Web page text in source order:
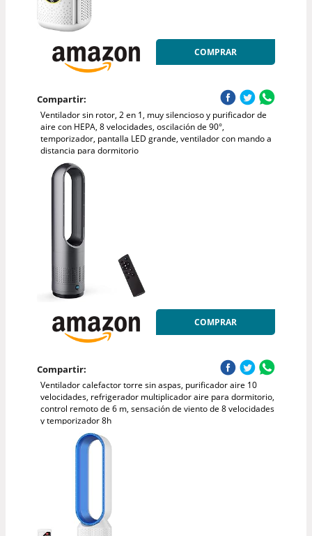
COMPRAR
Compartir:
Ventilador sin rotor, 2 en 1, muy silencioso y purificador de
aire con HEPA, 8 velocidades, oscilación de 90°,
temporizador, pantalla LED grande, ventilador con mando a
distancia para dormitorio
COMPRAR
Compartir:
Ventilador calefactor torre sin aspas, purificador aire 10
velocidades, refrigerador multiplicador aire para dormitorio,
control remoto de 6 m, sensación de viento de 8 velocidades
y temporizador 8h